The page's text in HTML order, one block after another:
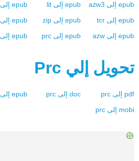
epub إلى azw3
epub إلى lit
epub إلى
epub إلى tcr
epub إلى zip
epub إلى
epub إلى azw
epub إلى prc
epub إلى
تحويل إلي Prc
pdf إلى prc
doc إلى prc
epub إلى
mobi إلى prc